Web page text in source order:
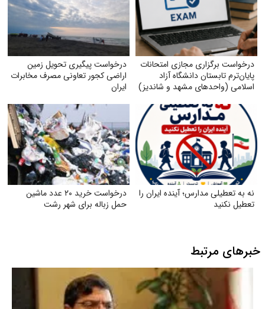
درخواست برگزاری مجازی امتحانات
پایان‌ترم تابستان دانشگاه آزاد
اسلامی (واحدهای مشهد و شاندیز)
درخواست پیگیری تحویل زمین
اراضی کجور تعاونی مصرف مخابرات
ایران
نه به تعطیلی مدارس؛ آینده ایران را
تعطیل نکنید
درخواست خرید ۲۰ عدد ماشین
حمل زباله برای شهر رشت
خبرهای مرتبط